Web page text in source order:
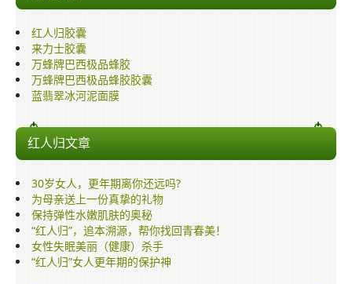
万蜂牌巴西极品蜂胶
酷钙胶囊
蓝翡翠冰河泥面膜
网上订购
销售网络
多媒体讲座与介绍
保健知识
红人归胶囊
来力士胶囊
万蜂牌巴西极品蜂胶
万蜂牌巴西极品蜂胶胶囊
蓝翡翠冰河泥面膜
红人归文章
30岁女人，更年期离你还远吗?
为母亲送上一份真挚的礼物
保持弹性水嫩肌肤的奥秘
“红人归”，追本溯源，帮你找回青春美！
女性失眠美丽（健康）杀手
“红人归”女人更年期的保护神